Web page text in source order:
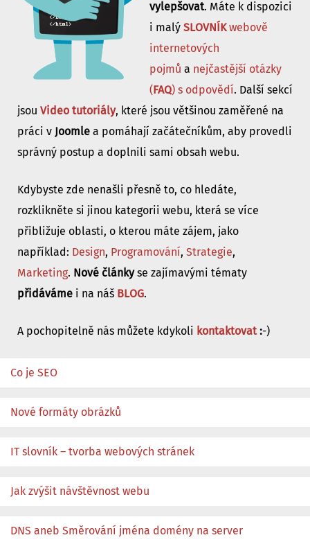
vylepšovat. Máte k dispozici
i malý SLOVNÍKwebově
internetových
pojmů a nejčastější otázky
(FAQ) s odpovědí. Další sekcí
jsou Video tutoriály, které jsou většinou zaměřené na
práci v Joomle a pomáhají začátečníkům, aby provedli
správný postup a doplnili sami obsah webu.
Kdybyste zde nenašli přesně to, co hledáte,
rozklikněte si jinou kategorii webu, která se více
přibližuje oblasti, o kterou máte zájem, jako
například: Design, Programování, Strategie,
Marketing. Nové článkyse zajímavými tématy
přidáváme i na náš BLOG.
A pochopitelně nás můžete kdykoli kontaktovat:-)
Co je SEO
Nové formáty obrázků
IT slovník – tvorba webových stránek
Jak zvýšit návštěvnost webu
DNS aneb Směrování jména domény na server